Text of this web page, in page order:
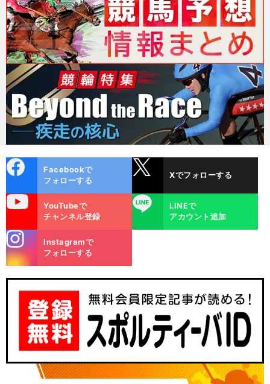
ok
Facebookで
フォローする
Xでフォローする
YouTubeで
チャンネル登録
LINE
LINEで
アカウント追加
m
Instagramで
フォローする